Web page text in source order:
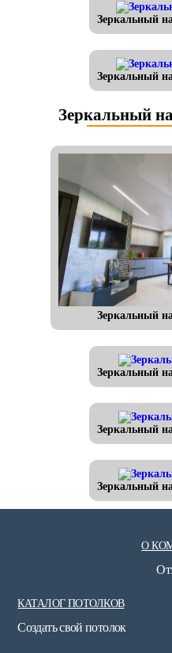
Зеркальный
Зеркальный
Зеркальный
Зеркальный
Зеркальный
Зеркальный
Зеркальный
О
КАТАЛОГ ПОТОЛКОВ
Создать свой потолок